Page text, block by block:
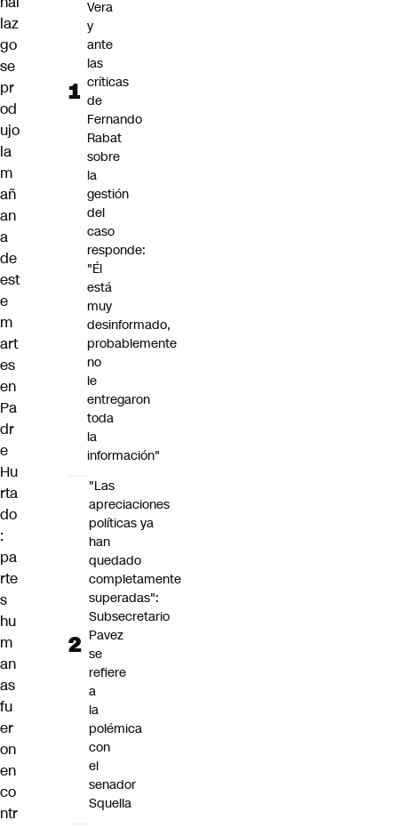
laz
go
se
pr
od
ujo
la
m
añ
an
a
de
est
e
m
art
es
en
Pa
dr
e
Hu
rta
do
:
pa
rte
s
hu
m
an
as
fu
er
on
en
co
ntr
Vera
y
ante
las
críticas
de
Fernando
Rabat
sobre
la
gestión
del
caso
responde:
"Él
está
muy
desinformado,
probablemente
no
le
entregaron
toda
la
información"
"Las
apreciaciones
políticas ya
han
quedado
completamente
superadas":
Subsecretario
Pavez
se
refiere
a
la
polémica
con
el
senador
Squella